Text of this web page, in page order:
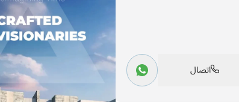
اتصال